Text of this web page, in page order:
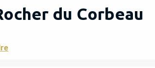
du Corbeau